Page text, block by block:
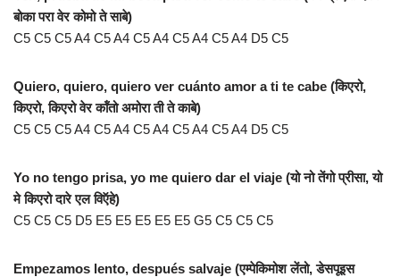
बोका परा वेर कोमो ते साबे)
C5 C5 C5 A4 C5 A4 C5 A4 C5 A4 C5 A4 D5 C5
Quiero, quiero, quiero ver cuánto amor a ti te cabe (किएरो,
किएरो, किएरो वेर कॉंतो अमोरा ती ते काबे)
C5 C5 C5 A4 C5 A4 C5 A4 C5 A4 C5 A4 D5 C5
Yo no tengo prisa, yo me quiero dar el viaje (यो नो तेंगो प्रीसा, यो
मे किएरो दारे एल विऍहे)
C5 C5 C5 D5 E5 E5 E5 E5 E5 G5 C5 C5 C5
Empezamos lento, después salvaje (एम्पेकिमोश लेंतो, डेसपूइस